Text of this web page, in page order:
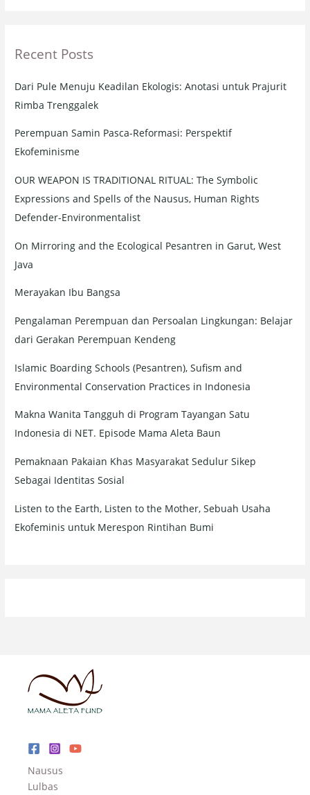
c
f
o
r
:
Recent Posts
Dari Pule Menuju Keadilan Ekologis: Anotasi untuk Prajurit
Rimba Trenggalek
Perempuan Samin Pasca-Reformasi: Perspektif
Ekofeminisme
OUR WEAPON IS TRADITIONAL RITUAL: The Symbolic
Expressions and Spells of the Nausus, Human Rights
Defender-Environmentalist
On Mirroring and the Ecological Pesantren in Garut, West
Java
Merayakan Ibu Bangsa
Pengalaman Perempuan dan Persoalan Lingkungan: Belajar
dari Gerakan Perempuan Kendeng
Islamic Boarding Schools (Pesantren), Sufism and
Environmental Conservation Practices in Indonesia
Makna Wanita Tangguh di Program Tayangan Satu
Indonesia di NET. Episode Mama Aleta Baun
Pemaknaan Pakaian Khas Masyarakat Sedulur Sikep
Sebagai Identitas Sosial
Listen to the Earth, Listen to the Mother, Sebuah Usaha
Ekofeminis untuk Merespon Rintihan Bumi
Nausus
Lulbas